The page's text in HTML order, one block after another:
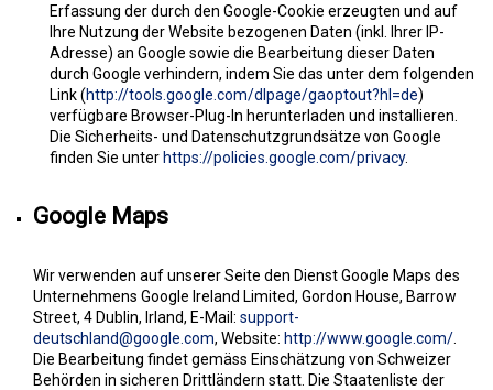
Erfassung der durch den Google-Cookie erzeugten und auf
Ihre Nutzung der Website bezogenen Daten (inkl. Ihrer IP-
Adresse) an Google sowie die Bearbeitung dieser Daten
durch Google verhindern, indem Sie das unter dem folgenden
Link (http://tools.google.com/dlpage/gaoptout?hl=de)
verfügbare Browser-Plug-In herunterladen und installieren.
Die Sicherheits- und Datenschutzgrundsätze von Google
finden Sie unter https://policies.google.com/privacy.
Google Maps
Wir verwenden auf unserer Seite den Dienst Google Maps des
Unternehmens Google Ireland Limited, Gordon House, Barrow
Street, 4 Dublin, Irland, E-Mail: support-
deutschland@google.com, Website: http://www.google.com/
Die Bearbeitung findet gemäss Einschätzung von Schweizer
Behörden in sicheren Drittländern statt. Die Staatenliste der